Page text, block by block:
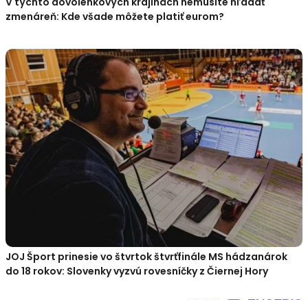
zmenáreň: Kde všade môžete platiť eurom?
JOJ Šport prinesie vo štvrtok štvrťfinále MS hádzanárok
do 18 rokov: Slovenky vyzvú rovesníčky z Čiernej Hory